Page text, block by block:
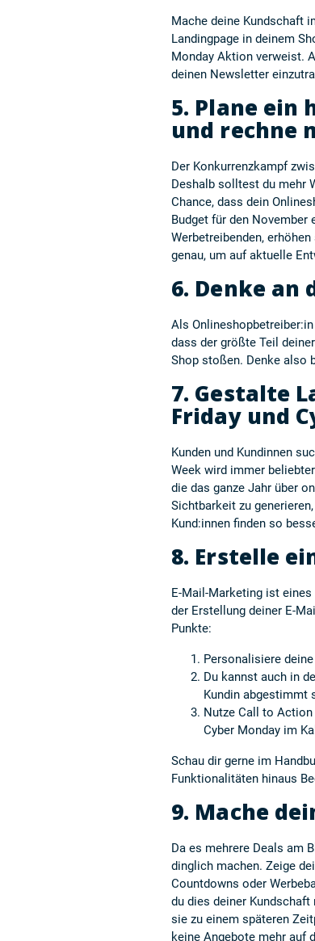
Mache deine Kundschaft
Landingpage in deinem
Monday Aktion verweist.
deinen Newsletter
5. Plane ein
und rechne
Der Konkurrenzkampf
Deshalb solltest du mehr
Chance, dass dein
Budget für den November
Werbetreibenden,
genau, um auf aktuelle
6. Denke an
Als
dass der größte Teil
Shop stoßen. Denke also
7. Gestalte
Friday und
Kunden und Kundinnen
Week wird immer
die das ganze Jahr über
Sichtbarkeit zu
Kund:innen finden so
8. Erstelle
E-Mail-Marketing ist
der Erstellung deiner E-
Punkte:
Personalisiere
Du kannst auch in
Kundin abgestimmt
Nutze Call to Action
Cyber Monday im
Schau dir gerne im
Funktionalitäten hinaus
9. Mache
Da es mehrere Deals am
dinglich machen. Zeige
Countdowns oder
du dies deiner
sie zu einem späteren
keine Angebote mehr auf